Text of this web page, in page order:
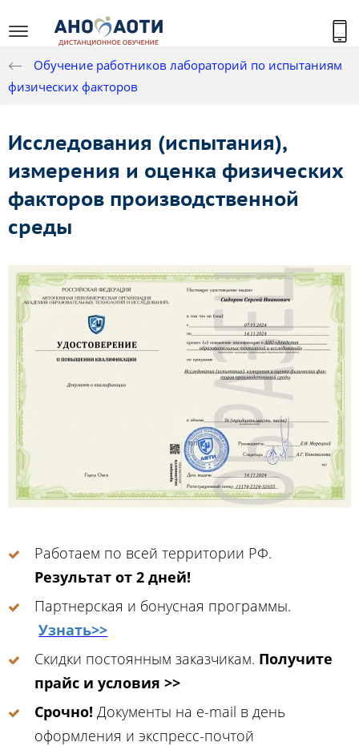
Обучение работников лабораторий по испытаниям
физических факторов
Исследования (испытания),
измерения и оценка физических
факторов производственной
среды
Работаем по всей территории РФ.
Результат от 2 дней!
Партнерская и бонусная программы.
Узнать>>
Скидки постоянным заказчикам. Получите
прайс и условия >>
Срочно! Документы на e-mail в день
оформления и экспресс-почтой